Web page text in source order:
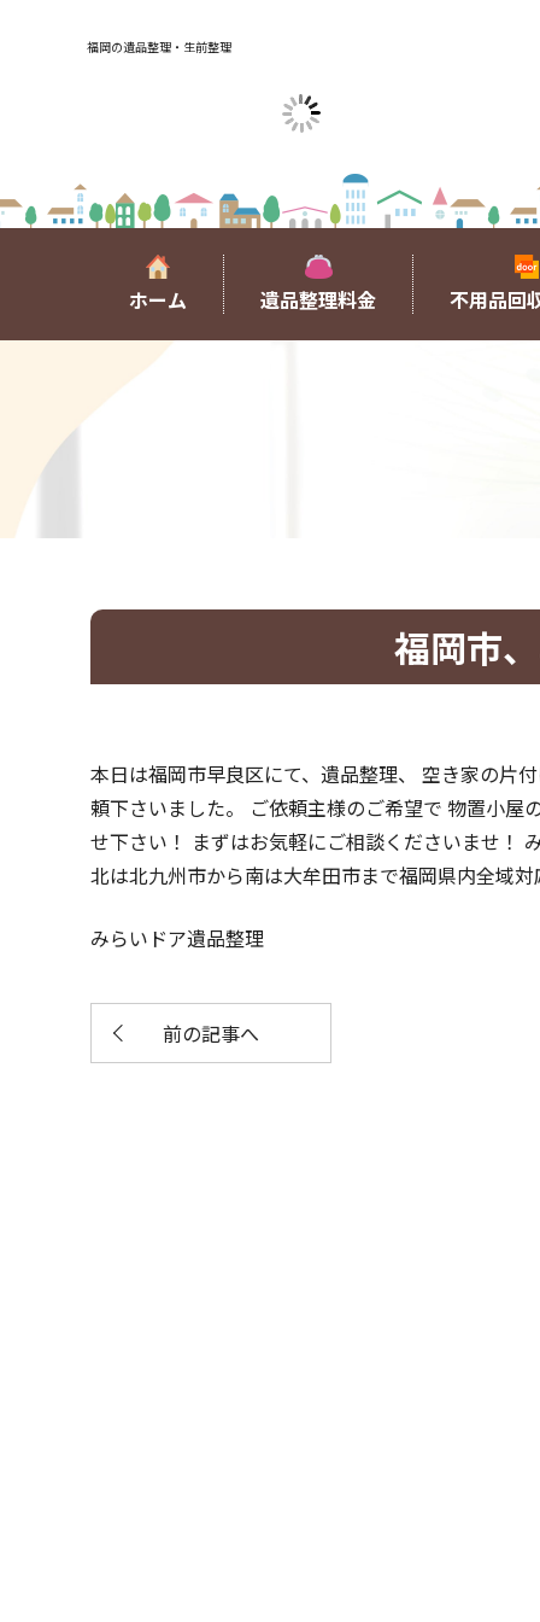
福岡の遺品整理・生前整理
ホーム 遺品整理料金 不用品回
福岡市
本日は福岡市早良区にて、遺品整理、 空き家の片
頼下さいました。 ご依頼主様のご希望で 物置小
せ下さい！ まずはお気軽にご相談くださいませ！
北は北九州市から南は大牟田市まで福岡県内全域
みらいドア遺品整理
前の記事へ